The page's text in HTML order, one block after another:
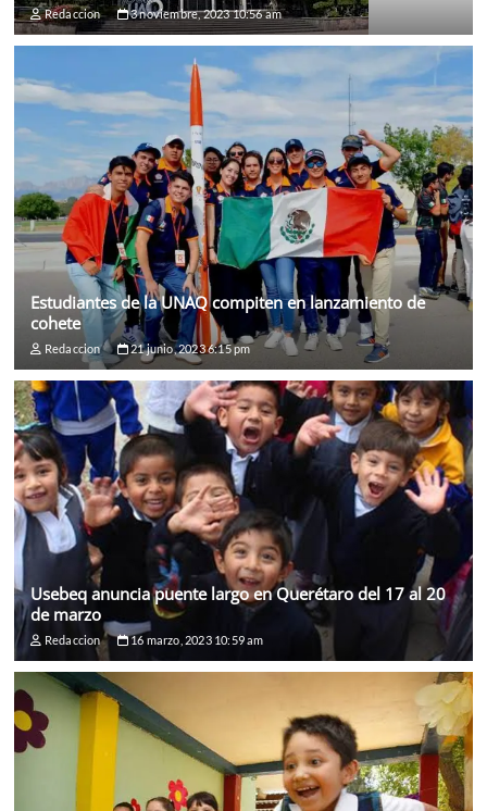
Redaccion 3 noviembre, 2023 10:56 am
Estudiantes de la UNAQ compiten en lanzamiento de
cohete
Redaccion 21 junio, 2023 6:15 pm
Usebeq anuncia puente largo en Querétaro del 17 al 20
de marzo
Redaccion 16 marzo, 2023 10:59 am